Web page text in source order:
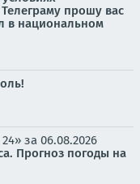
прошу вас
в национальном
за 06.08.2026
Прогноз погоды на